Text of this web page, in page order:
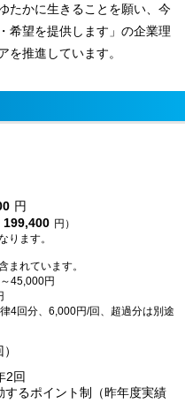
たかに生きることを願い、今
希望を提供します」の企業理
を推進しています。
円
199,400 円）
ります。
まれています。
45,000円
4回分、6,000円/回、超過分は別途
2回
るポイント制（昨年度実績